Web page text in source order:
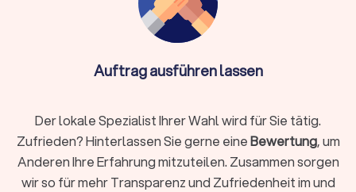
Auftrag ausführen lassen
Der lokale Spezialist Ihrer Wahl wird für Sie tätig.
Zufrieden? Hinterlassen Sie gerne eineBewertung, um
Anderen Ihre Erfahrung mitzuteilen. Zusammen sorgen
wir so für mehr Transparenz und Zufriedenheit im und